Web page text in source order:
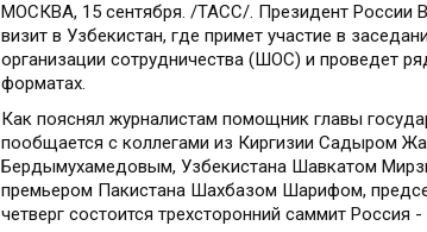
МОСКВА, 15 сентября. /ТАСС/. Президент России
визит в Узбекистан, где примет участие в
организации сотрудничества (ШОС) и проведет
форматах.
Как пояснял журналистам помощник главы
пообщается с коллегами из Киргизии Садыром
Бердымухамедовым, Узбекистана Шавкатом
премьером Пакистана Шахбазом Шарифом,
четверг состоится трехсторонний саммит Россия